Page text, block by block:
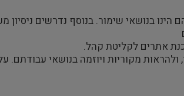
בנושאי שימור. בנוסף נדרשים ניסיון
אתרים לקליטת קהל.
מקוריות ויוזמה בנושאי עבודתם. על